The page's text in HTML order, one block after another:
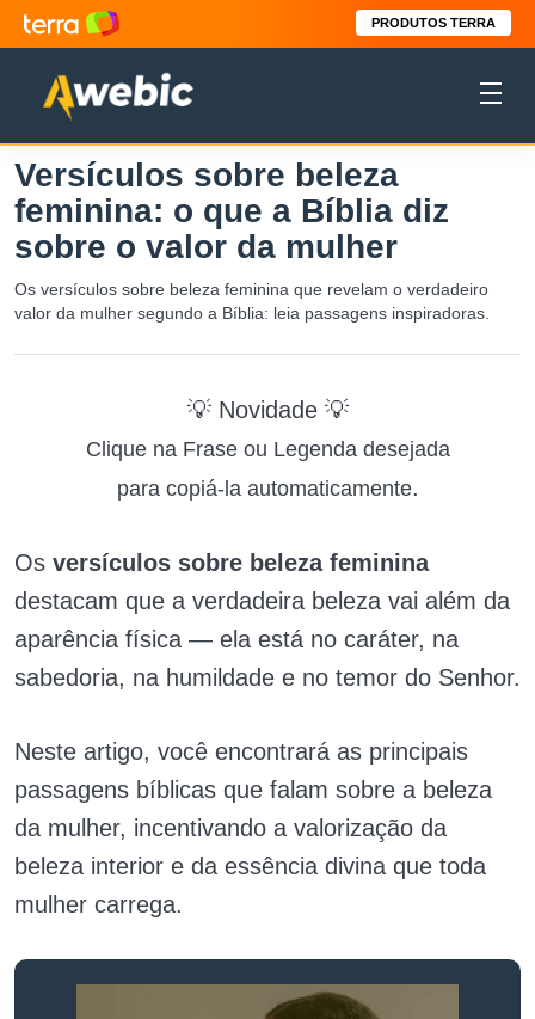
PRODUTOS TERRA
Versículos sobre beleza
feminina: o que a Bíblia diz
sobre o valor da mulher
Os versículos sobre beleza feminina que revelam o verdadeiro
valor da mulher segundo a Bíblia: leia passagens inspiradoras.
💡 Novidade 💡
Clique na Frase ou Legenda desejada
para copiá-la automaticamente.
Os versículos sobre beleza feminina
destacam que a verdadeira beleza vai além da
aparência física — ela está no caráter, na
sabedoria, na humildade e no temor do Senhor.
Neste artigo, você encontrará as principais
passagens bíblicas que falam sobre a beleza
da mulher, incentivando a valorização da
beleza interior e da essência divina que toda
mulher carrega.